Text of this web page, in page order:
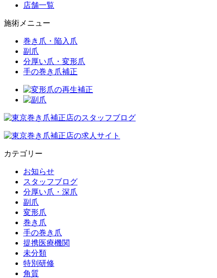
店舗一覧
施術メニュー
巻き爪・陥入爪
副爪
分厚い爪・変形爪
手の巻き爪補正
カテゴリー
お知らせ
スタッフブログ
分厚い爪・深爪
副爪
変形爪
巻き爪
手の巻き爪
提携医療機関
未分類
特別研修
角質